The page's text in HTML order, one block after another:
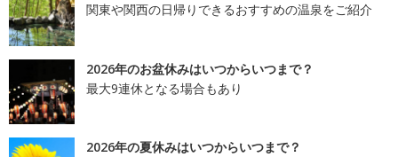
関東や関西の日帰りできるおすすめの温泉をご紹介
2026年のお盆休みはいつからいつまで？
最大9連休となる場合もあり
2026年の夏休みはいつからいつまで？